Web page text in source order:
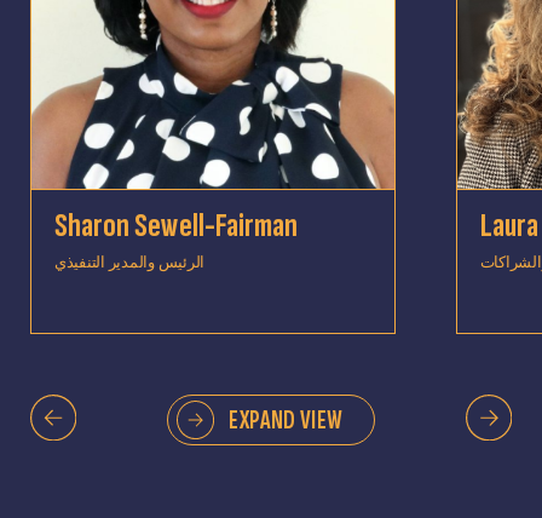
Sharon Sewell-Fairman
الرئيس والمدير التنفيذي
EXPAND VIEW